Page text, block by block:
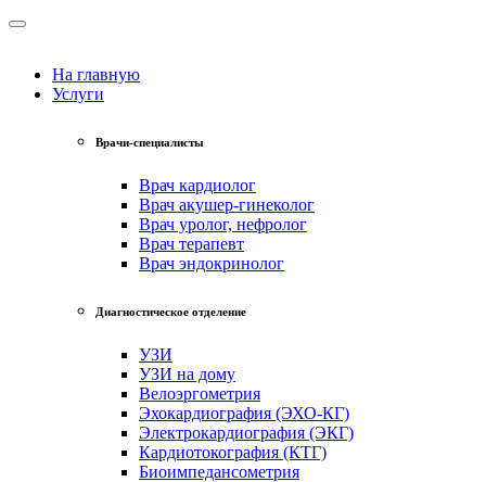
На главную
Услуги
Врачи-специалисты
Врач кардиолог
Врач акушер-гинеколог
Врач уролог, нефролог
Врач терапевт
Врач эндокринолог
Диагностическое отделение
УЗИ
УЗИ на дому
Велоэргометрия
Эхокардиография (ЭХО-КГ)
Электрокардиография (ЭКГ)
Кардиотокография (КТГ)
Биоимпедансометрия